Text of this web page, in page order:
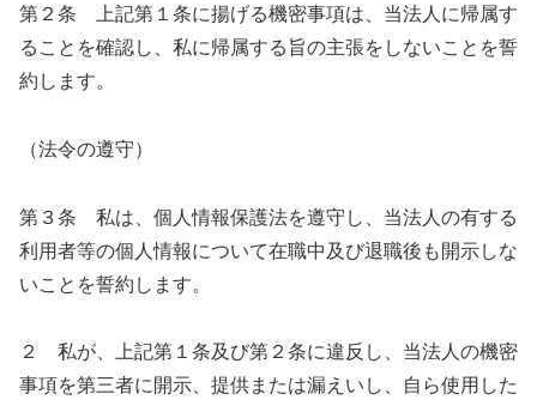
第２条 上記第１条に揚げる機密事項は、当法人に帰属す
ることを確認し、私に帰属する旨の主張をしないことを誓
約します。
（法令の遵守）
第３条 私は、個人情報保護法を遵守し、当法人の有する
利用者等の個人情報について在職中及び退職後も開示しな
いことを誓約します。
２ 私が、上記第１条及び第２条に違反し、当法人の機密
事項を第三者に開示、提供または漏えいし、自ら使用した